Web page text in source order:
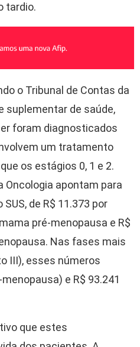
tardio.
o Tribunal de Contas da
suplementar de saúde,
foram diagnosticados
um tratamento
os estágios 0, 1 e 2.
Oncologia apontam para
de R$ 11.373 por
pré-menopausa e R$
Nas fases mais
III), esses números
e R$ 93.241
que estes